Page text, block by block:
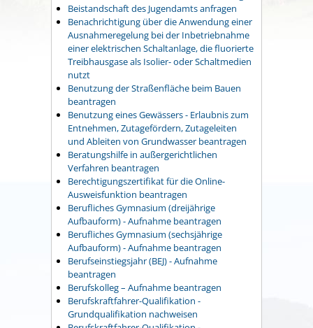
Beistandschaft des Jugendamts anfragen
Benachrichtigung über die Anwendung einer
Ausnahmeregelung bei der Inbetriebnahme
einer elektrischen Schaltanlage, die fluorierte
Treibhausgase als Isolier- oder Schaltmedien
nutzt
Benutzung der Straßenfläche beim Bauen
beantragen
Benutzung eines Gewässers - Erlaubnis zum
Entnehmen, Zutagefördern, Zutageleiten
und Ableiten von Grundwasser beantragen
Beratungshilfe in außergerichtlichen
Verfahren beantragen
Berechtigungszertifikat für die Online-
Ausweisfunktion beantragen
Berufliches Gymnasium (dreijährige
Aufbauform) - Aufnahme beantragen
Berufliches Gymnasium (sechsjährige
Aufbauform) - Aufnahme beantragen
Berufseinstiegsjahr (BEJ) - Aufnahme
beantragen
Berufskolleg – Aufnahme beantragen
Berufskraftfahrer-Qualifikation -
Grundqualifikation nachweisen